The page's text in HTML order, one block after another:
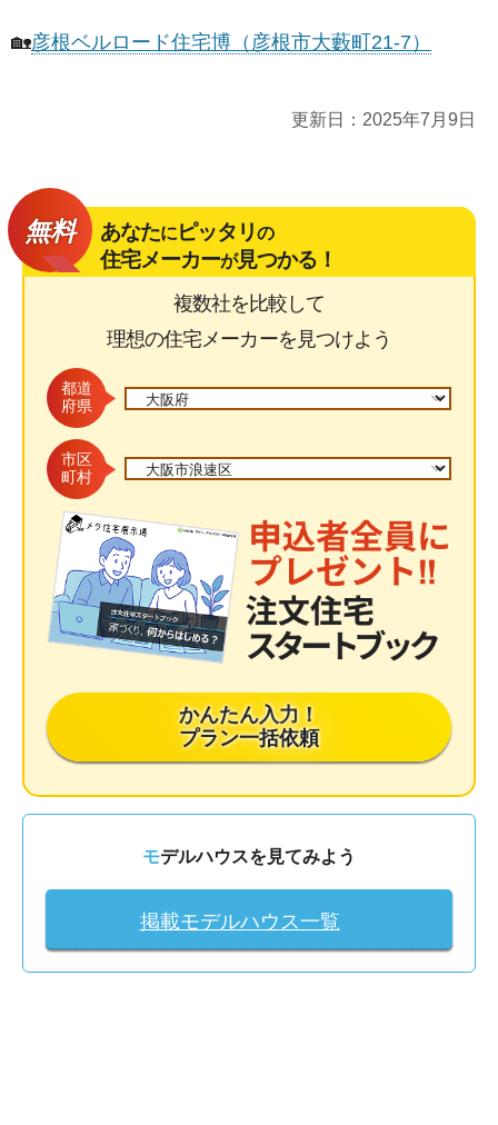
🏡彦根ベルロード住宅博（彦根市大藪町21-7）
更新日： 2025年7月9日
無料 あなたにピッタリの
住宅メーカーが見つかる！
複数社を比較して
理想の住宅メーカーを見つけよう
都道
府県
市区
町村
かんたん入力！
プラン一括依頼
モデルハウスを見てみよう
掲載モデルハウス一覧